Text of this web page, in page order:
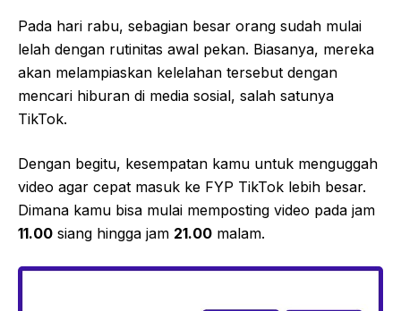
Pada hari rabu, sebagian besar orang sudah mulai
lelah dengan rutinitas awal pekan. Biasanya, mereka
akan melampiaskan kelelahan tersebut dengan
mencari hiburan di media sosial, salah satunya
TikTok.
Dengan begitu, kesempatan kamu untuk menguggah
video agar cepat masuk ke FYP TikTok lebih besar.
Dimana kamu bisa mulai memposting video pada jam
11.00 siang hingga jam 21.00 malam.